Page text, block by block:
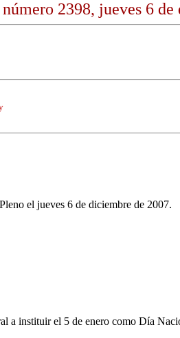
número 2398, jueves 6
el jueves 6 de diciembre de 2007.
a instituir el 5 de enero como Día